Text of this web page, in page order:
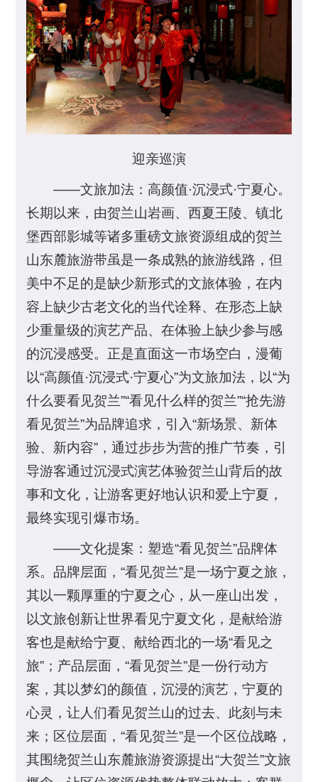
迎亲巡演
——文旅加法：高颜值·沉浸式·宁夏心。
长期以来，由贺兰山岩画、西夏王陵、镇北
堡西部影城等诸多重磅文旅资源组成的贺兰
山东麓旅游带虽是一条成熟的旅游线路，但
美中不足的是缺少新形式的文旅体验，在内
容上缺少古老文化的当代诠释、在形态上缺
少重量级的演艺产品、在体验上缺少参与感
的沉浸感受。正是直面这一市场空白，漫葡
以“高颜值·沉浸式·宁夏心”为文旅加法，以“为
什么要看见贺兰”“看见什么样的贺兰”“抢先游
看见贺兰”为品牌追求，引入“新场景、新体
验、新内容”，通过步步为营的推广节奏，引
导游客通过沉浸式演艺体验贺兰山背后的故
事和文化，让游客更好地认识和爱上宁夏，
最终实现引爆市场。
——文化提案：塑造“看见贺兰”品牌体
系。品牌层面，“看见贺兰”是一场宁夏之旅，
其以一颗厚重的宁夏之心，从一座山出发，
以文旅创新让世界看见宁夏文化，是献给游
客也是献给宁夏、献给西北的一场“看见之
旅”；产品层面，“看见贺兰”是一份行动方
案，其以梦幻的颜值，沉浸的演艺，宁夏的
心灵，让人们看见贺兰山的过去、此刻与未
来；区位层面，“看见贺兰”是一个区位战略，
其围绕贺兰山东麓旅游资源提出“大贺兰”文旅